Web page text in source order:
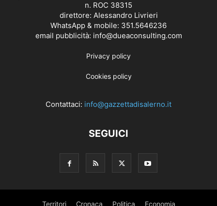
n. ROC 38315
direttore: Alessandro Livrieri
WhatsApp & mobile: 351.5646236
email pubblicità: info@dueaconsulting.com
Privacy policy
Cookies policy
Contattaci: info@gazzettadisalerno.it
SEGUICI
Territori Cronaca Politica Economia